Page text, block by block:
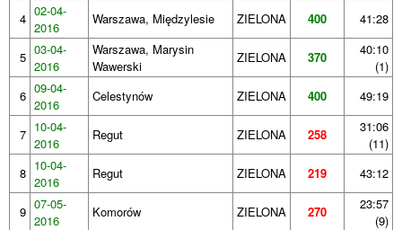
4 02-04-
2016
Warszawa, Międzylesie ZIELONA 400 41:28
5 03-04-
2016
Warszawa, Marysin
Wawerski
ZIELONA 370
40:10
(1)
6 09-04-
2016
Celestynów ZIELONA 400 49:19
7 10-04-
2016
Regut ZIELONA 258
31:06
(11)
8 10-04-
2016
Regut ZIELONA 219 43:12
9 07-05-
2016
Komorów ZIELONA 270
23:57
(9)